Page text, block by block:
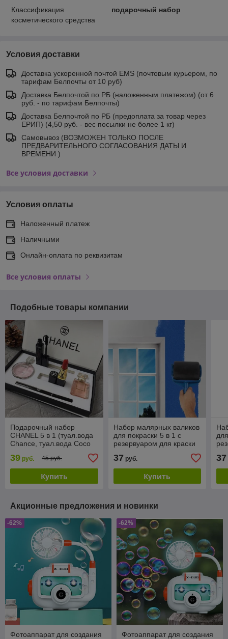
Классификация
косметического средства
подарочный набор
Условия доставки
Доставка ускоренной почтой EMS (почтовым курьером, по
тарифам Белпочты от 10 руб)
Доставка Белпочтой по РБ (наложенным платежом) (от 6
руб. - по тарифам Белпочты)
Доставка Белпочтой по РБ (предоплата за товар через
ЕРИП) (4,50 руб. - вес посылки не более 1 кг)
Самовывоз (ВОЗМОЖЕН ТОЛЬКО ПОСЛЕ
ПРЕДВАРИТЕЛЬНОГО СОГЛАСОВАНИЯ ДАТЫ И
ВРЕМЕНИ )
Все условия доставки
Условия оплаты
Наложенный платеж
Наличными
Онлайн-оплата по реквизитам
Все условия оплаты
Подобные товары компании
Подарочный набор
CHANEL 5 в 1 (туал.вода
Chance, туал.вода Coco
помада, карандаш)
39 руб. 45 руб.
Купить
Набор малярных валиков
для покраски 5 в 1 с
резервуаром для краски
37 руб.
Купить
37
Акционные предложения и новинки
-62%
Фотоаппарат для создания
-62%
Фотоаппарат для создания